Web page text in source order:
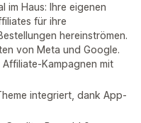
im Haus: Ihre eigenen
für ihre
hereinströmen.
von Meta und Google.
Kampagnen mit
integriert, dank App-